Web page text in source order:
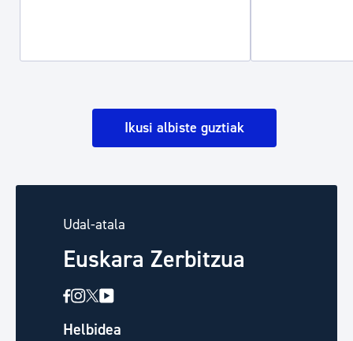
Ikusi albiste guztiak
Udal-atala
Euskara Zerbitzua
Helbidea